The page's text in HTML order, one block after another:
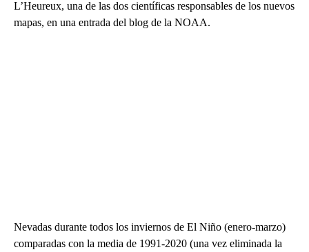
L’Heureux, una de las dos científicas responsables de los nuevos
mapas, en una entrada del blog de la NOAA.
Nevadas durante todos los inviernos de El Niño (enero-marzo)
comparadas con la media de 1991-2020 (una vez eliminada la